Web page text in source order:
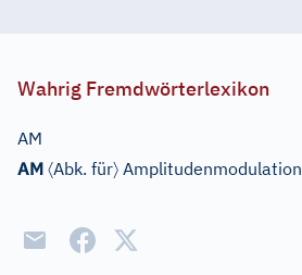
Wahrig Fremdwörterlexikon
AM
AM 〈Abk. für〉 Amplitudenmodulation